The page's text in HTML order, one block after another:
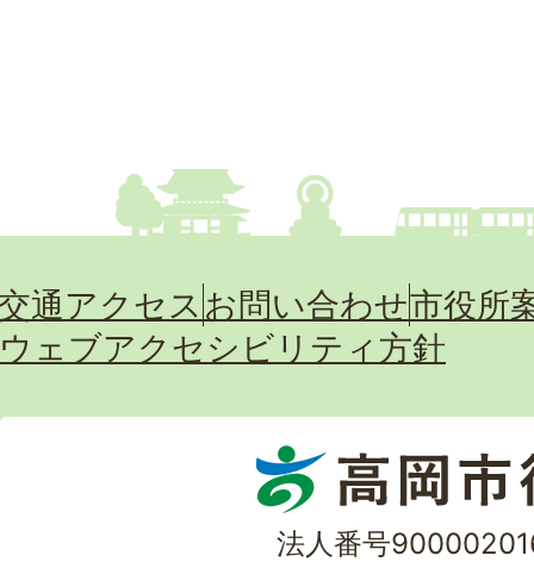
通アクセス お問い合わせ市役所
ウェブアクセシビリティ方針
法人番号